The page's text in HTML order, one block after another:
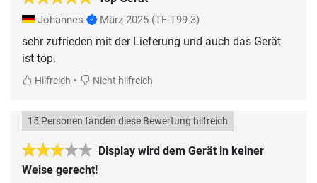
Johannes März 2025 (TF-T99-3)
sehr zufrieden mit der Lieferung und auch das Gerät
ist top.
Hilfreich • Nicht hilfreich
Display wird dem Gerät in keiner
Weise gerecht!
15 Personen fanden diese Bewertung hilfreich